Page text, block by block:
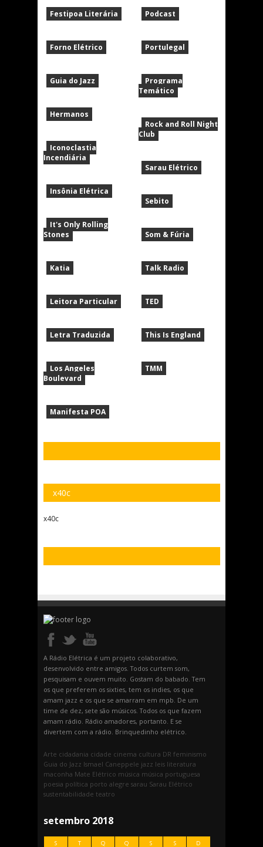
Festipoa Literária
Forno Elétrico
Guia do Jazz
Hermanos
Iconoclastia
Incendiária
Insônia Elétrica
It's Only Rolling
Stones
Katia
Leitora Particular
Letra Traduzida
Los Angeles
Boulevard
Manifesta POA
Podcast
Portulegal
Programa
Temático
Rock and Roll Night
Club
Sarau Elétrico
Sebito
Som & Fúria
Talk Radio
TED
This Is England
TMM
x40c
x40c
A Rádio Elétrica é um projeto colaborativo,
desenvolvido entre amigos. Todos curtem som,
pesquisam e ouvem muito. Gostam do babado. Tem
os que preferem os sixties, tem os indies, os que
amam jazz e os que se amarram em mpb. De um
time de dez, sete são músicos. Todos os que fazem
amam rádio. Rádio amadores, portanto. E se
divertem com a rádio. Brinquedinho elétrico.
Arte cidadania cidade cinema cultura DR feminismo
Guia do Jazz Ismael Caneppele jazz leis literatura
maconha Mate Elétrico música música portuguesa
poesia política porto alegre sarau Sarau Elétrico
sustentabilidade teatro
setembro 2018
S T Q Q S S D